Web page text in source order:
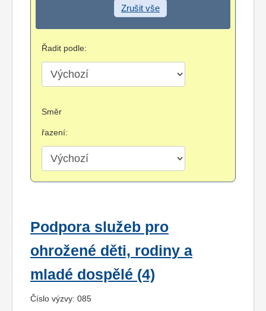
Zrušit vše
Řadit podle:
Směr
řazení:
Podpora služeb pro
ohrožené děti, rodiny a
mladé dospělé (4)
Číslo výzvy: 085